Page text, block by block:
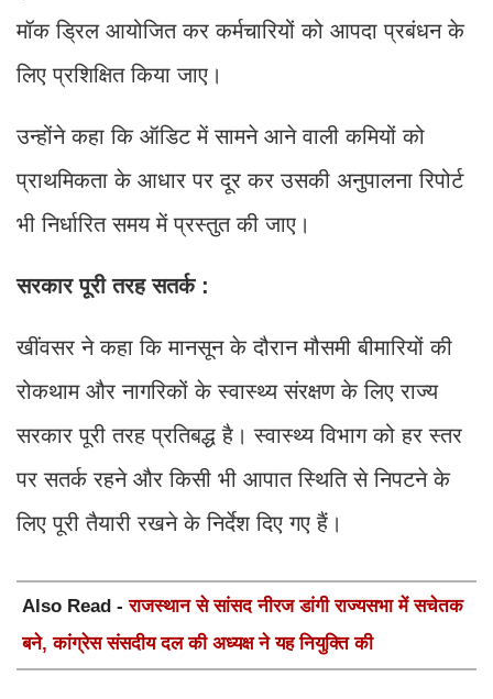
मॉक ड्रिल आयोजित कर कर्मचारियों को आपदा प्रबंधन के
लिए प्रशिक्षित किया जाए।
उन्होंने कहा कि ऑडिट में सामने आने वाली कमियों को
प्राथमिकता के आधार पर दूर कर उसकी अनुपालना रिपोर्ट
भी निर्धारित समय में प्रस्तुत की जाए।
सरकार पूरी तरह सतर्क :
खींवसर ने कहा कि मानसून के दौरान मौसमी बीमारियों की
रोकथाम और नागरिकों के स्वास्थ्य संरक्षण के लिए राज्य
सरकार पूरी तरह प्रतिबद्ध है। स्वास्थ्य विभाग को हर स्तर
पर सतर्क रहने और किसी भी आपात स्थिति से निपटने के
लिए पूरी तैयारी रखने के निर्देश दिए गए हैं।
Also Read -राजस्थान से सांसद नीरज डांगी राज्यसभा में सचेतक
बने, कांग्रेस संसदीय दल की अध्यक्ष ने यह नियुक्ति की